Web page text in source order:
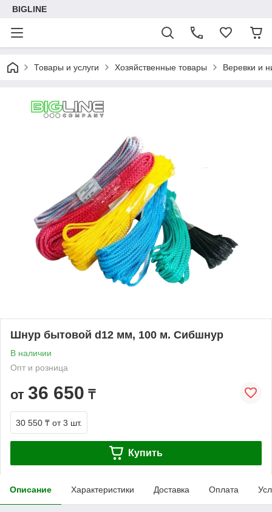
BIGLINE
Товары и услуги Хозяйственные товары Веревки и
Шнур бытовой d12 мм, 100 м. Сибшнур
В наличии
Опт и розница
от 36 650 ₸
30 550 ₸ от 3 шт.
Купить
Описание Характеристики Доставка Оплата